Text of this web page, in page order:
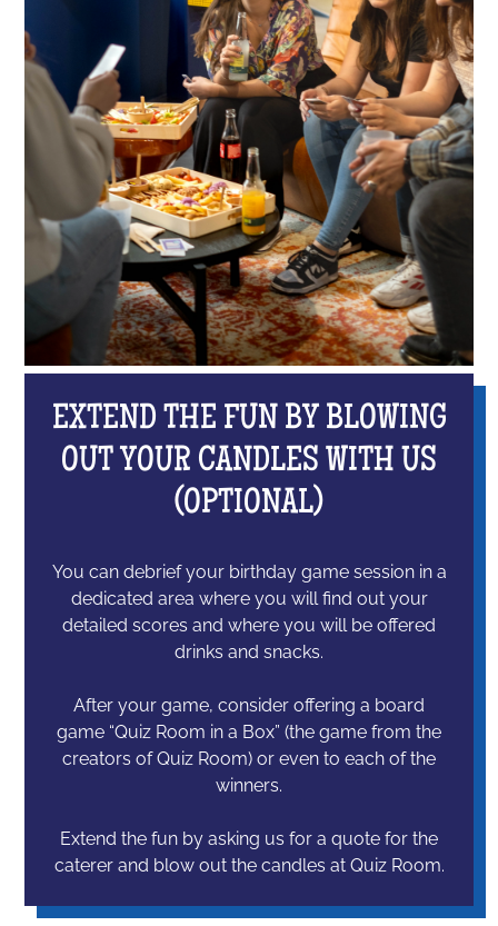
EXTEND THE FUN BY BLOWING
OUT YOUR CANDLES WITH US
(OPTIONAL)
You can debrief your birthday game session in a
dedicated area where you will find out your
detailed scores and where you will be offered
drinks and snacks.
After your game, consider offering a board
game “Quiz Room in a Box” (the game from the
creators of Quiz Room) or even to each of the
winners.
Extend the fun by asking us for a quote for the
caterer and blow out the candles at Quiz Room.